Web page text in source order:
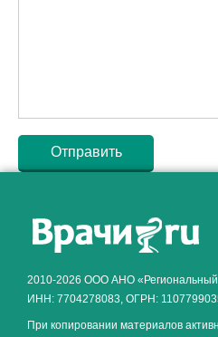
2010-2026 ООО АНО
ИНН: 7704278083, ОГРН:
При копировании материалов